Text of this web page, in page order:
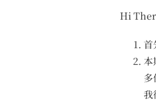
Hi
首
本
我